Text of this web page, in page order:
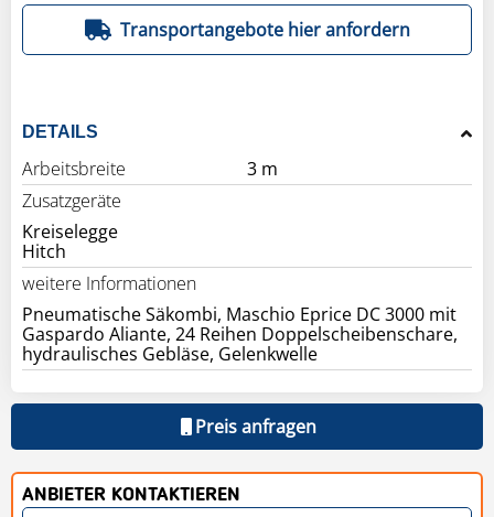
Transportangebote hier anfordern
DETAILS
Arbeitsbreite
3 m
Zusatzgeräte
Kreiselegge
weitere Informationen
Pneumatische Säkombi, Maschio Eprice DC 3000 mit
Gaspardo Aliante, 24 Reihen Doppelscheibenschare,
hydraulisches Gebläse, Gelenkwelle
Preis anfragen
ANBIETER KONTAKTIEREN